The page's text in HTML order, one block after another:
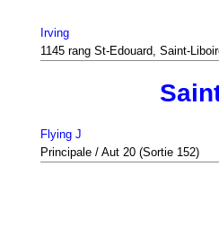
Irving
1145 rang St-Edouard, Saint-
Flying J
Principale / Aut 20 (Sortie 152)